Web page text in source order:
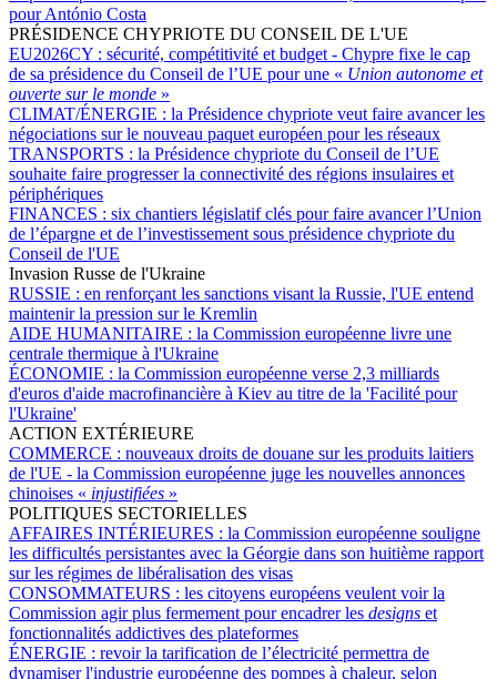
pour António Costa
PRÉSIDENCE CHYPRIOTE DU CONSEIL DE L'UE
EU2026CY : sécurité, compétitivité et budget - Chypre fixe le cap
de sa présidence du Conseil de l’UE pour une « Union autonome et
ouverte sur le monde »
CLIMAT/ÉNERGIE : la Présidence chypriote veut faire avancer les
négociations sur le nouveau paquet européen pour les réseaux
TRANSPORTS : la Présidence chypriote du Conseil de l’UE
souhaite faire progresser la connectivité des régions insulaires et
périphériques
FINANCES : six chantiers législatif clés pour faire avancer l’Union
de l’épargne et de l’investissement sous présidence chypriote du
Conseil de l'UE
Invasion Russe de l'Ukraine
RUSSIE : en renforçant les sanctions visant la Russie, l'UE entend
maintenir la pression sur le Kremlin
AIDE HUMANITAIRE : la Commission européenne livre une
centrale thermique à l'Ukraine
ÉCONOMIE : la Commission européenne verse 2,3 milliards
d'euros d'aide macrofinancière à Kiev au titre de la 'Facilité pour
l'Ukraine'
ACTION EXTÉRIEURE
COMMERCE : nouveaux droits de douane sur les produits laitiers
de l'UE - la Commission européenne juge les nouvelles annonces
chinoises « injustifiées »
POLITIQUES SECTORIELLES
AFFAIRES INTÉRIEURES : la Commission européenne souligne
les difficultés persistantes avec la Géorgie dans son huitième rapport
sur les régimes de libéralisation des visas
CONSOMMATEURS : les citoyens européens veulent voir la
Commission agir plus fermement pour encadrer les designs et
fonctionnalités addictives des plateformes
ÉNERGIE : revoir la tarification de l’électricité permettra de
dynamiser l'industrie européenne des pompes à chaleur, selon